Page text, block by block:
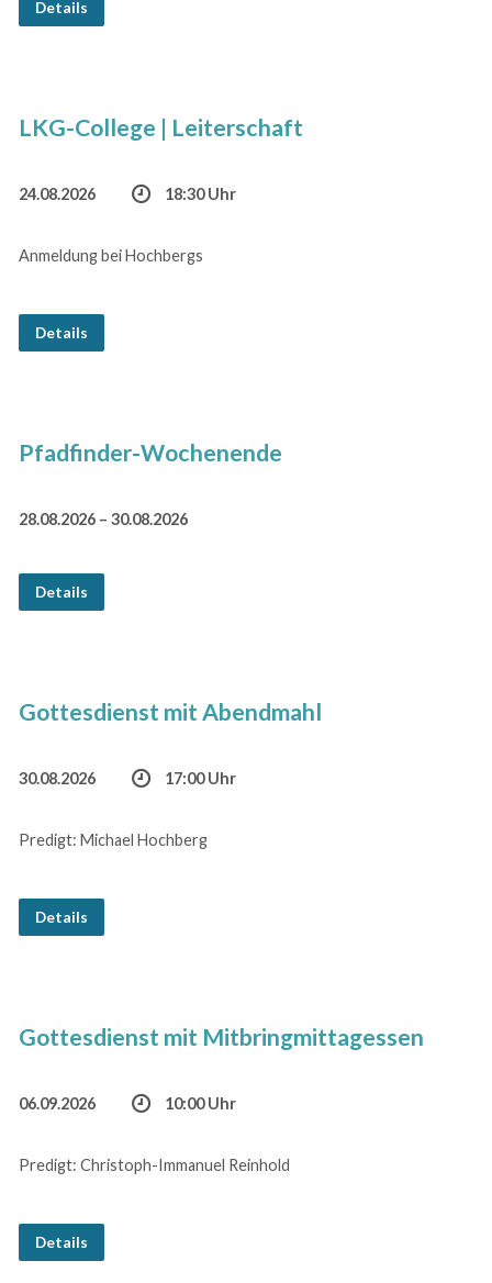
Details
LKG-College | Leiterschaft
24.08.2026 18:30 Uhr
Anmeldung bei Hochbergs
Details
Pfadfinder-Wochenende
28.08.2026 – 30.08.2026
Details
Gottesdienst mit Abendmahl
30.08.2026 17:00 Uhr
Predigt: Michael Hochberg
Details
Gottesdienst mit Mitbringmittagessen
06.09.2026 10:00 Uhr
Predigt: Christoph-Immanuel Reinhold
Details